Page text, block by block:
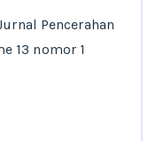
Pencerahan
13 nomor 1